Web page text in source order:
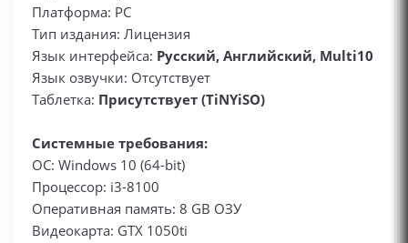
Платформа: PC
Тип издания: Лицензия
Язык интерфейса: Русский, Английский, Multi10
Язык озвучки: Отсутствует
Таблетка: Присутствует (TiNYiSO)
Системные требования:
ОС: Windows 10 (64-bit)
Процессор: i3-8100
Оперативная память: 8 GB ОЗУ
Видеокарта: GTX 1050ti